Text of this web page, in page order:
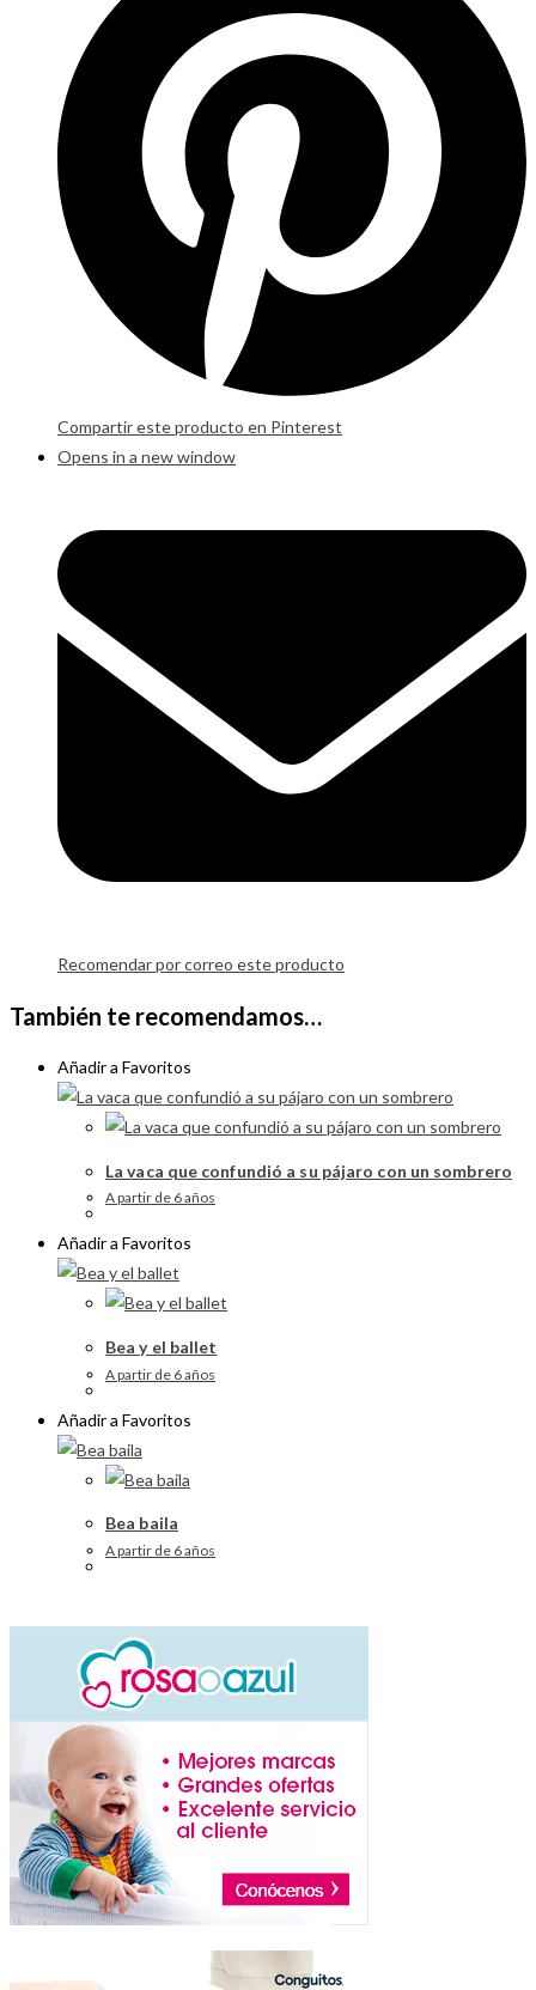
Compartir este producto en Pinterest
Opens in a new window
Recomendar por correo este producto
También te recomendamos…
Añadir a Favoritos
La vaca que confundió a su pájaro con un sombrero
A partir de 6 años
Añadir a Favoritos
Bea y el ballet
A partir de 6 años
Añadir a Favoritos
Bea baila
A partir de 6 años